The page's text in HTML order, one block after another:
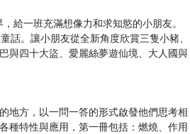
給一班充滿想像力和求知慾的小朋友。
。讓小朋友從全新角度欣賞三隻小豬、
與四十大盜、愛麗絲夢遊仙境、大人國與
地方，以一問一答的形式啟發他們思考相
種特性與應用，第一冊包括：燃燒、作用